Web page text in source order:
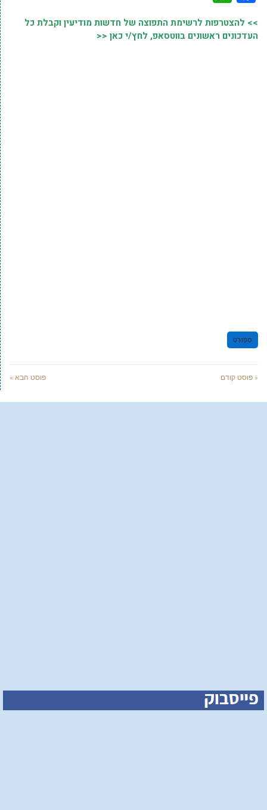
>> להצטרפות לרשימת התפוצה של חדשות מודיעין וקבלת כל
העדכונים ראשונים בווטסאפ, לחץ/י כאן <<
ספורט
« פוסט קודם פוסט הבא »